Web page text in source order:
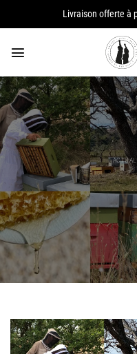
Livraison offerte à